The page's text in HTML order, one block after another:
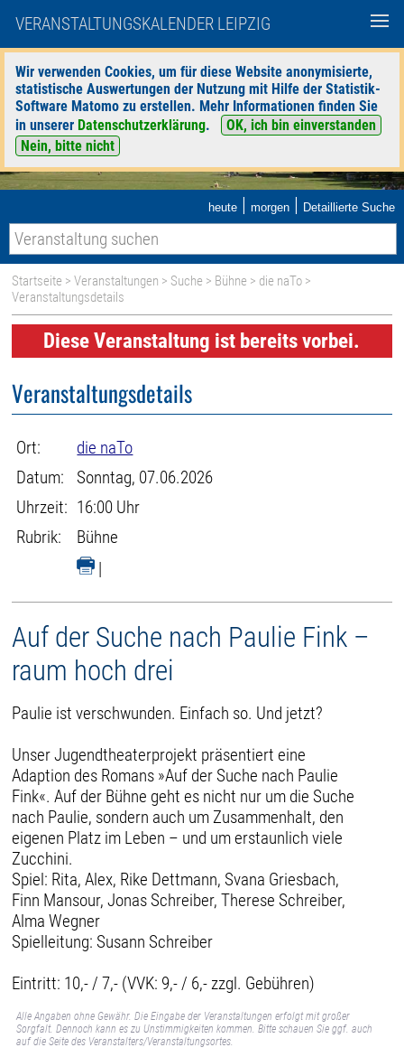
VERANSTALTUNGSKALENDER LEIPZIG
Wir verwenden Cookies, um für diese Website anonymisierte,
statistische Auswertungen der Nutzung mit Hilfe der Statistik-
Software Matomo zu erstellen. Mehr Informationen finden Sie
in unserer Datenschutzerklärung.
OK, ich bin einverstanden
Nein, bitte nicht
heute | morgen | Detaillierte Suche
Startseite >Veranstaltungen > Suche > Bühne > die naTo >
Veranstaltungsdetails
Diese Veranstaltung ist bereits vorbei.
Veranstaltungsdetails
Ort:
die naTo
Datum:
Sonntag, 07.06.2026
Uhrzeit: 16:00 Uhr
Rubrik:
Bühne
|
Auf der Suche nach Paulie Fink –
raum hoch drei
Paulie ist verschwunden. Einfach so. Und jetzt?
Unser Jugendtheaterprojekt präsentiert eine
Adaption des Romans »Auf der Suche nach Paulie
Fink«. Auf der Bühne geht es nicht nur um die Suche
nach Paulie, sondern auch um Zusammenhalt, den
eigenen Platz im Leben – und um erstaunlich viele
Zucchini.
Spiel: Rita, Alex, Rike Dettmann, Svana Griesbach,
Finn Mansour, Jonas Schreiber, Therese Schreiber,
Alma Wegner
Spielleitung: Susann Schreiber
Eintritt: 10,- / 7,- (VVK: 9,- / 6,- zzgl. Gebühren)
Alle Angaben ohne Gewähr. Die Eingabe der Veranstaltungen erfolgt mit großer
Sorgfalt. Dennoch kann es zu Unstimmigkeiten kommen. Bitte schauen Sie ggf. auch
auf die Seite des Veranstalters/Veranstaltungsortes.